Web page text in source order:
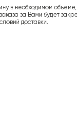
в необходимом
за Вами будет
доставки.